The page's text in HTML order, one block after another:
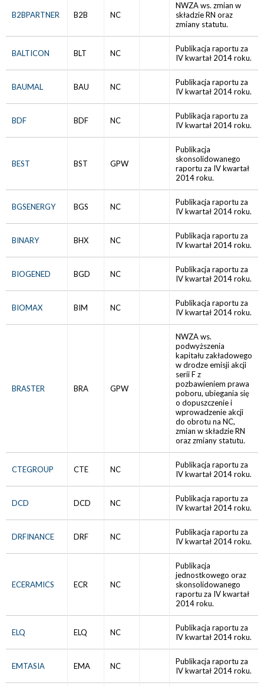
B2BPARTNER B2B NC
NWZA ws. zmian w
składzie RN oraz
zmiany statutu.
BALTICON BLT NC
Publikacja raportu za
IV kwartał 2014 roku.
BAUMAL BAU NC
Publikacja raportu za
IV kwartał 2014 roku.
BDF BDF NC
Publikacja raportu za
IV kwartał 2014 roku.
BEST BST GPW
Publikacja
skonsolidowanego
raportu za IV kwartał
2014 roku.
BGSENERGY BGS NC
Publikacja raportu za
IV kwartał 2014 roku.
BINARY BHX NC
Publikacja raportu za
IV kwartał 2014 roku.
BIOGENED BGD NC
Publikacja raportu za
IV kwartał 2014 roku.
BIOMAX BIM NC
Publikacja raportu za
IV kwartał 2014 roku.
BRASTER BRA GPW
NWZA ws.
podwyższenia
kapitału zakładowego
w drodze emisji akcji
serii F z
pozbawieniem prawa
poboru, ubiegania się
o dopuszczenie i
wprowadzenie akcji
do obrotu na NC,
zmian w składzie RN
oraz zmiany statutu.
CTEGROUP CTE NC
Publikacja raportu za
IV kwartał 2014 roku.
DCD DCD NC
Publikacja raportu za
IV kwartał 2014 roku.
DRFINANCE DRF NC
Publikacja raportu za
IV kwartał 2014 roku.
ECERAMICS ECR NC
Publikacja
jednostkowego oraz
skonsolidowanego
raportu za IV kwartał
2014 roku.
ELQ ELQ NC
Publikacja raportu za
IV kwartał 2014 roku.
EMTASIA EMA NC
Publikacja raportu za
IV kwartał 2014 roku.